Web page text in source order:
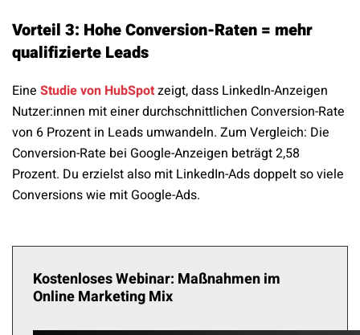
Vorteil 3: Hohe Conversion-Raten = mehr
qualifizierte Leads
Eine Studie von HubSpotzeigt, dass LinkedIn-Anzeigen
Nutzer:innen mit einer durchschnittlichen Conversion-Rate
von 6 Prozent in Leads umwandeln. Zum Vergleich: Die
Conversion-Rate bei Google-Anzeigen beträgt 2,58
Prozent. Du erzielst also mit LinkedIn-Ads doppelt so viele
Conversions wie mit Google-Ads.
Kostenloses Webinar: Maßnahmen im
Online Marketing Mix